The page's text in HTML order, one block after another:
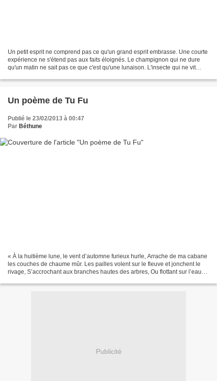
Un petit esprit ne comprend pas ce qu'un grand esprit embrasse. Une courte
expérience ne s'étend pas aux faits éloignés. Le champignon qui ne dure
qu'un matin ne sait pas ce que c'est qu'une lunaison. L'insecte qui ne vit
Un poème de Tu Fu
Publié le 23/02/2013 à 00:47
Par Béthune
« À la huitième lune, le vent d’automne furieux hurle, Arrache de ma cabane
les couches de chaume mûr. Les pailles volent sur le fleuve et jonchent le
rivage, S’accrochant aux branches hautes des arbres, Ou flottant sur l’eau
Publicité